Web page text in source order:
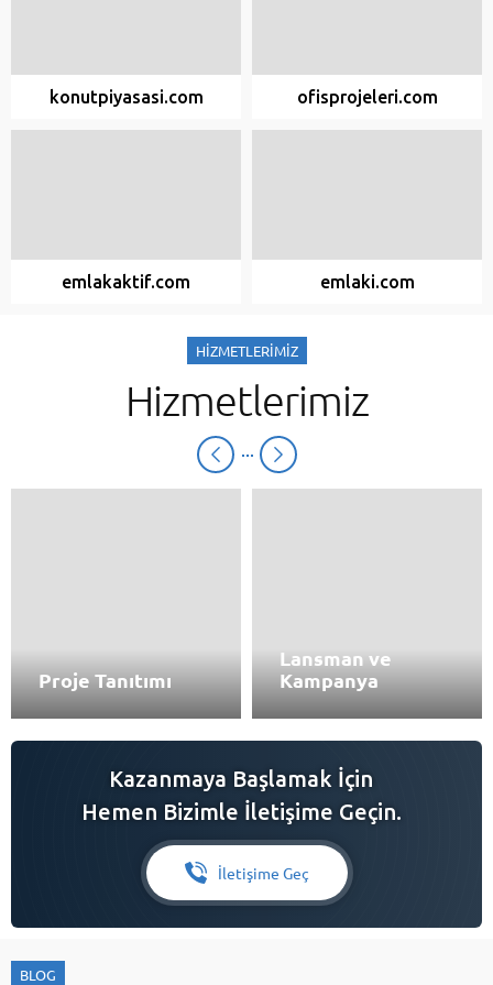
konutpiyasasi.com ofisprojeleri.com
emlakaktif.com emlaki.com
HİZMETLERİMİZ
Hizmetlerimiz
Lansman ve
Kampanya
Duyuruları
Makale ve Haber
Paylaşımı
Kazanmaya Başlamak İçin
Hemen Bizimle İletişime Geçin.
İletişime Geç
BLOG